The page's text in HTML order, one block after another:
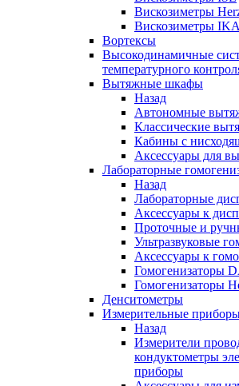
Вискозиметры
Вискозиметры
Вортексы
Высокодинамичные
температурного
Вытяжные шкафы
Назад
Автономные
Классические
Кабины с
Аксессуары для
Лабораторные
Назад
Лабораторные
Аксессуары к
Проточные и
Ультразвуковые
Аксессуары к
Гомогенизаторы
Гомогенизаторы
Денситометры
Измерительные
Назад
Измерители
кондуктометры
приборы